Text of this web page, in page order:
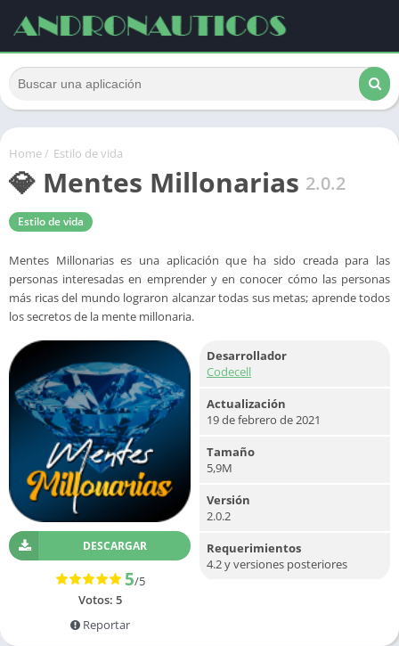
Home/ Estilo de vida
💎 Mentes Millonarias 2.0.2
Estilo de vida
Mentes Millonarias es una aplicación que ha sido creada para las
personas interesadas en emprender y en conocer cómo las personas
más ricas del mundo lograron alcanzar todas sus metas; aprende todos
los secretos de la mente millonaria.
DESCARGAR
5/5
Votos: 5
Reportar
Desarrollador
Codecell
Actualización
19 de febrero de 2021
Tamaño
5,9M
Versión
2.0.2
Requerimientos
4.2 y versiones posteriores